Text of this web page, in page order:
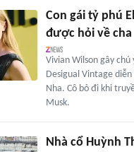
Con gái tỷ phú
được hỏi về cha
Vivian Wilson gây
Desigual Vintage
Nha. Cô bỏ đi khi
Musk.
Nhà cổ Huỳnh